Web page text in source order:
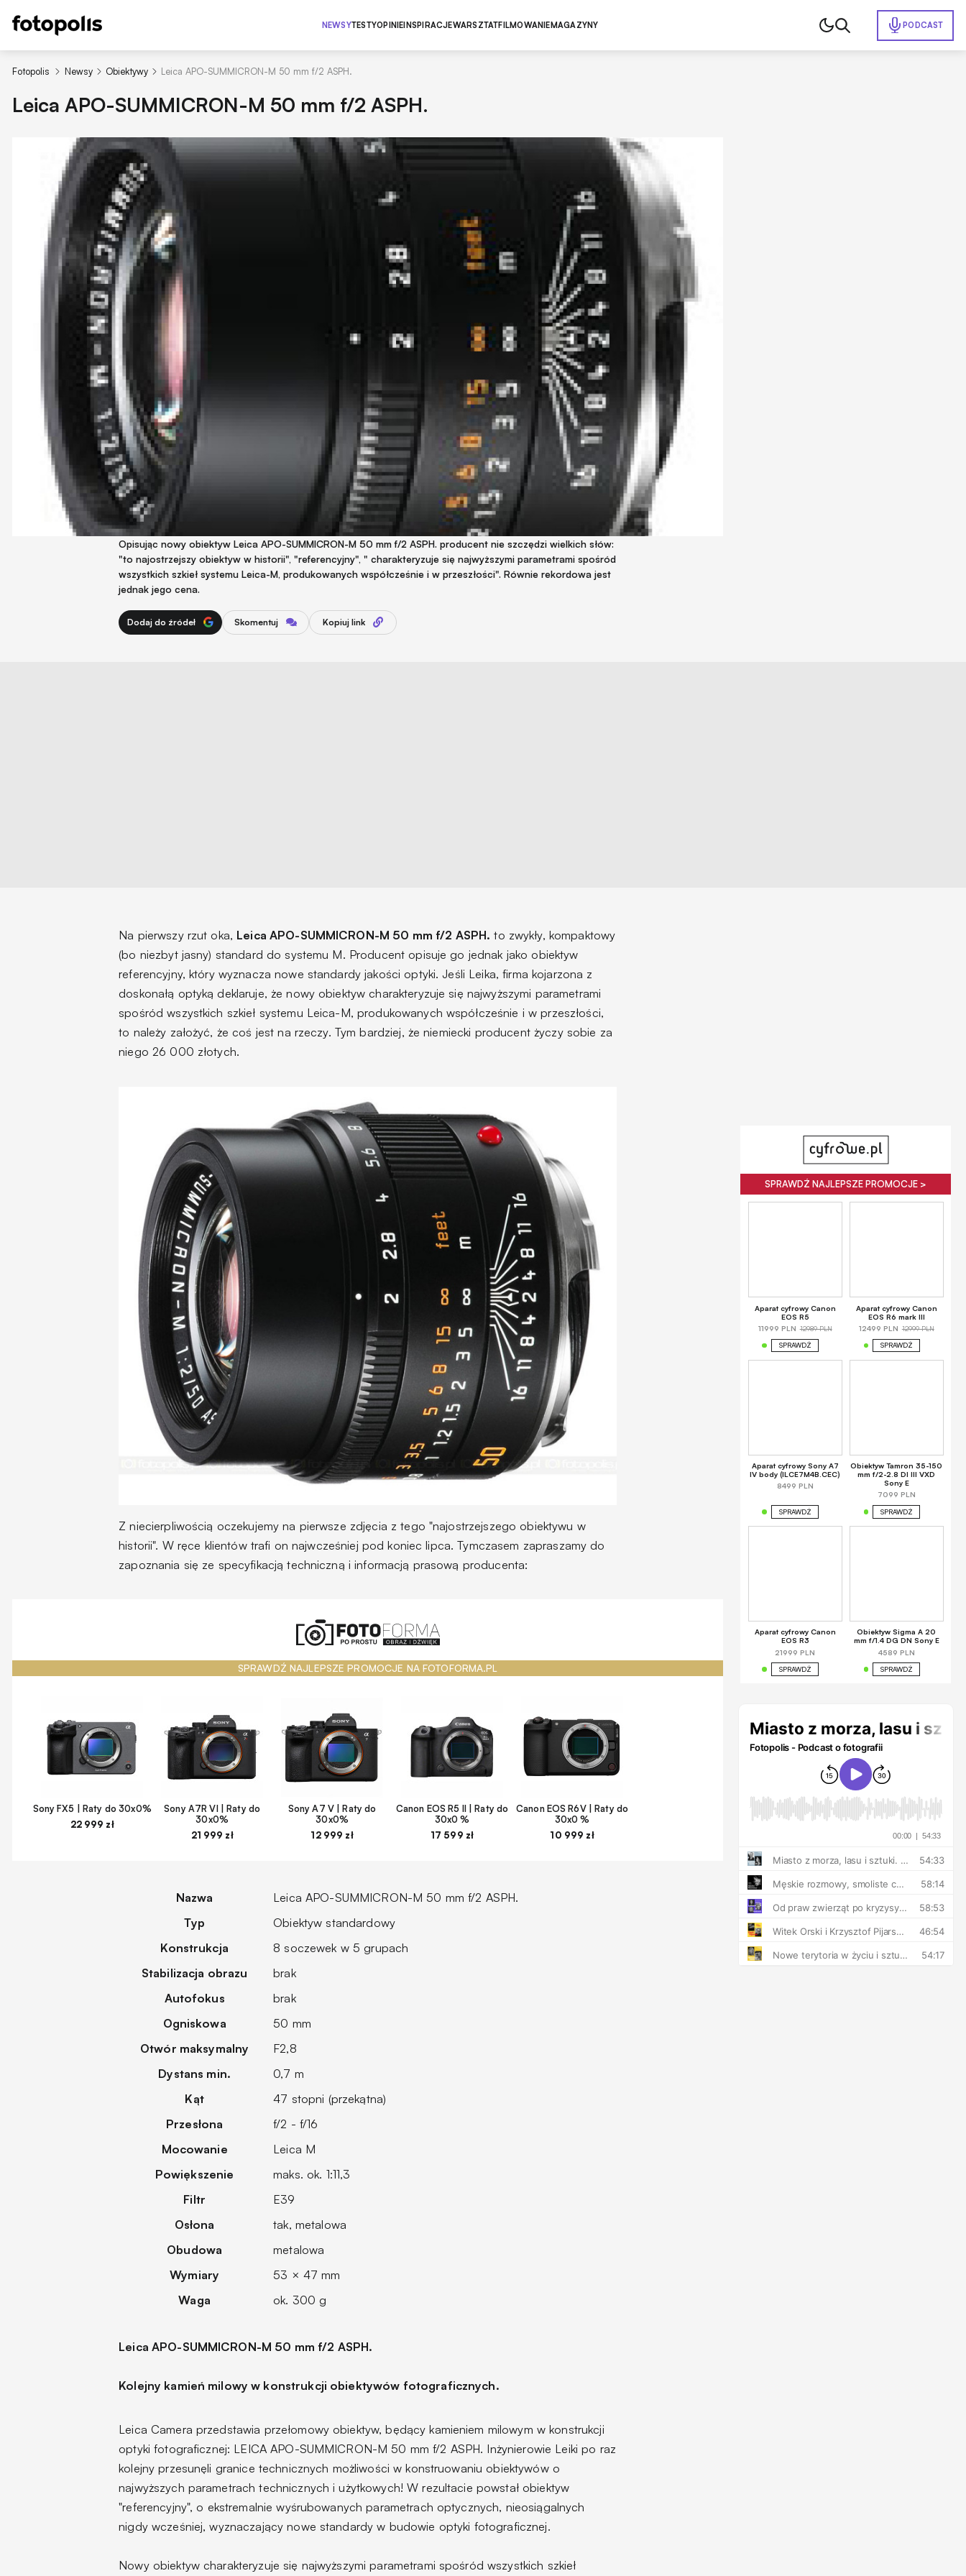
NEWSYTESTYOPINIEINSPIRACJEWARSZTATFILMOWANIEMAGAZYNY PODCAST
Fotopolis Newsy Obiektywy Leica APO-SUMMICRON-M 50 mm f/2 ASPH.
Leica APO-SUMMICRON-M 50 mm f/2 ASPH.
Opisując nowy obiektyw Leica APO-SUMMICRON-M 50 mm f/2 ASPH. producent nie szczędzi wielkich słów:
"to najostrzejszy obiektyw w historii", "referencyjny", " charakteryzuje się najwyższymi parametrami spośród
wszystkich szkieł systemu Leica-M, produkowanych współcześnie i w przeszłości". Równie rekordowa jest
jednak jego cena.
Dodaj do źródeł Skomentuj Kopiuj link
Na pierwszy rzut oka, Leica APO-SUMMICRON-M 50 mm f/2 ASPH. to zwykły, kompaktowy
(bo niezbyt jasny) standard do systemu M. Producent opisuje go jednak jako obiektyw
referencyjny, który wyznacza nowe standardy jakości optyki. Jeśli Leika, firma kojarzona z
doskonałą optyką deklaruje, żenowy obiektyw charakteryzuje się najwyższymi parametrami
spośród wszystkich szkieł systemu Leica-M, produkowanych współcześnie i w przeszłości,
to należy założyć, że coś jest na rzeczy. Tym bardziej, że niemiecki producent życzy sobie za
niego 26 000 złotych.
Z niecierpliwością oczekujemy na pierwsze zdjęcia z tego "najostrzejszego obiektywu w
historii". W ręce klientów trafi on najwcześniej pod koniec lipca. Tymczasem zapraszamy do
zapoznania się ze specyfikacją techniczną i informacją prasową producenta:
SPRAWDŹ NAJLEPSZE PROMOCJE NA FOTOFORMA.PL
Sony FX5 | Raty do 30x0%
22 999 zł
Sony A7R VI | Raty do
30x0%
21 999 zł
Sony A7 V | Raty do
30x0%
12 999 zł
Canon EOS R5 II | Raty do
30x0 %
17 599 zł
Canon EOS R6V | Raty do
30x0 %
10 999 zł
Nazwa
Leica APO-SUMMICRON-M 50 mm f/2 ASPH.
Typ
Obiektyw standardowy
Konstrukcja
8 soczewek w 5 grupach
Stabilizacja obrazu
brak
Autofokus
brak
Ogniskowa
50 mm
Otwór maksymalny
F2,8
Dystans min.
0,7 m
Kąt
47 stopni (przekątna)
Przesłona
f/2 - f/16
Mocowanie
Leica M
Powiększenie
maks. ok. 1:11,3
Filtr
E39
Osłona
tak, metalowa
Obudowa
metalowa
Wymiary
53 × 47 mm
Waga
ok. 300 g
Leica APO-SUMMICRON-M 50 mm f/2 ASPH.
Kolejny kamień milowy w konstrukcji obiektywów fotograficznych.
Leica Camera przedstawia przełomowy obiektyw, będący kamieniem milowym w konstrukcji
optyki fotograficznej: LEICA APO-SUMMICRON-M 50 mm f/2 ASPH. Inżynierowie Leiki po raz
kolejny przesunęli granice technicznych możliwości w konstruowaniu obiektywów o
najwyższych parametrach technicznych i użytkowych! W rezultacie powstał obiektyw
"referencyjny", o ekstremalnie wyśrubowanych parametrach optycznych, nieosiągalnych
nigdy wcześniej, wyznaczający nowe standardy w budowie optyki fotograficznej.
Nowy obiektyw charakteryzuje się najwyższymi parametrami spośród wszystkich szkieł
SPRAWDŹ NAJLEPSZE PROMOCJE >
Aparat cyfrowy Canon
EOS R5
11999 PLN 12989 PLN
SPRAWDŹ
Aparat cyfrowy Canon
EOS R6 mark III
12499 PLN 12999 PLN
SPRAWDŹ
Aparat cyfrowy Sony A7
IV body (ILCE7M4B.CEC)
8499 PLN
SPRAWDŹ
Obiektyw Tamron 35-150
mm f/2-2.8 DI III VXD
Sony E
7099 PLN
SPRAWDŹ
Aparat cyfrowy Canon
EOS R3
21999 PLN
SPRAWDŹ
Obiektyw Sigma A 20
mm f/1.4 DG DN Sony E
4589 PLN
SPRAWDŹ